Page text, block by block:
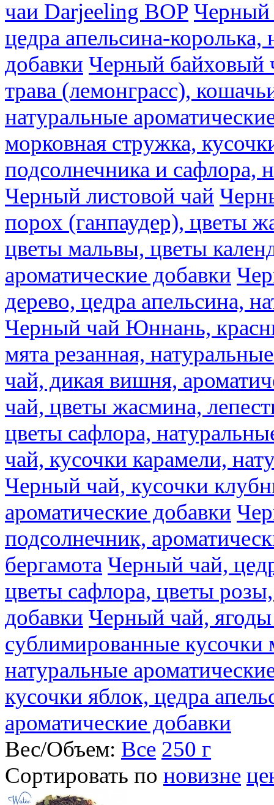
чаи Darjeeling BOP Черный
цедра апельсина-
добавки Черный байховый
трава (лемонграсс),
натуральные
морковная стружка,
подсолнечника и сафлора,
Черный листовой чай
порох (ганпаудер), цветы
цветы мальвы, цветы
ароматические добавки
дерево, цедра апельсина,
Черный чай Юннань,
мята резанная,
чай, дикая вишня,
чай, цветы жасмина,
цветы сафлора,
чай, кусочки карамели,
Черный чай, кусочки
ароматические добавки
подсолнечник,
бергамота Черный чай,
цветы сафлора, цветы
добавки Черный чай,
сублимированные
натуральные
кусочки яблок, цедра
ароматические добавки
Вес/Объем: Все 250 г
Сортировать по новизне